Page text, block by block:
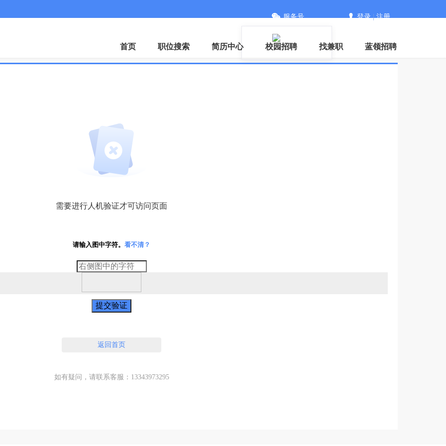
服务号 登录|注册
首页 职位搜索 简历中心 校园招聘 找兼职 蓝领招聘
需要进行人机验证才可访问页面
请输入图中字符。 看不清？
提交验证
返回首页
如有疑问，请联系客服：13343973295